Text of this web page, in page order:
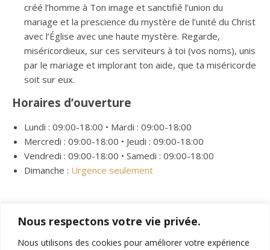
Nous respectons votre vie privée.
Nous utilisons des cookies pour améliorer votre expérience
créé l’homme à Ton image et sanctifié l’union du
mariage et la prescience du mystère de l’unité du Christ
avec l’Église avec une haute mystère. Regarde,
miséricordieux, sur ces serviteurs à toi (vos noms), unis
par le mariage et implorant ton aide, que ta miséricorde
soit sur eux.
Horaires d’ouverture
Lundi : 09:00-18:00 • Mardi : 09:00-18:00
Mercredi : 09:00-18:00 • Jeudi : 09:00-18:00
Vendredi : 09:00-18:00 • Samedi : 09:00-18:00
Dimanche : Urgence seulement